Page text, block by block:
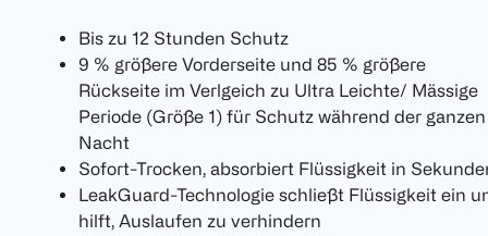
Bis zu 12 Stunden Schutz
9 % größere Vorderseite und 85 % größere
Rückseite im Verlgeich zu Ultra Leichte/ Mässige
Periode (Größe 1) für Schutz während der ganzen
Nacht
Sofort-Trocken, absorbiert Flüssigkeit in
LeakGuard-Technologie schließt Flüssigkeit ein
hilft, Auslaufen zu verhindern